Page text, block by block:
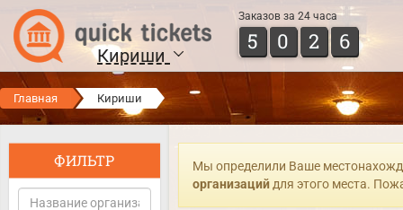
Кириши
Заказов за 24 часа
5 0 2 6
Главная Кириши
ФИЛЬТР
Мы определили Ваше
организацийдля этого места.